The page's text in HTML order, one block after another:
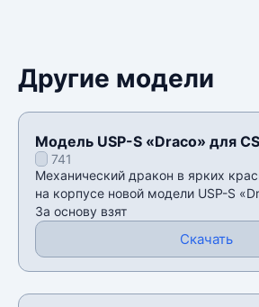
Другие модели
Модель USP-S «Draco» для
741
Механический дракон в ярких
на корпусе новой модели USP-S
За основу взят
Скачать